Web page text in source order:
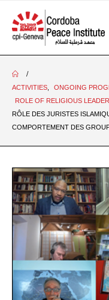
ACTIVITIES ONGOING
ROLE OF RELIGIOUS
RÔLE DES JURISTES
COMPORTEMENT DES